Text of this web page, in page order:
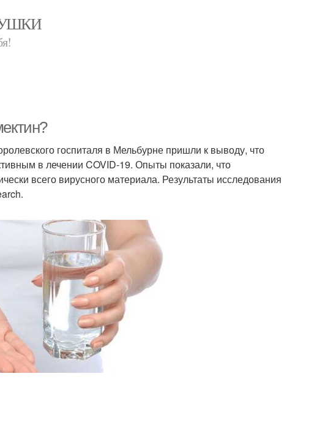
госпиталя в Мельбурне пришли к выводу, что
в лечении COVID-19. Опыты показали, что
всего вирусного материала. Результаты исследования